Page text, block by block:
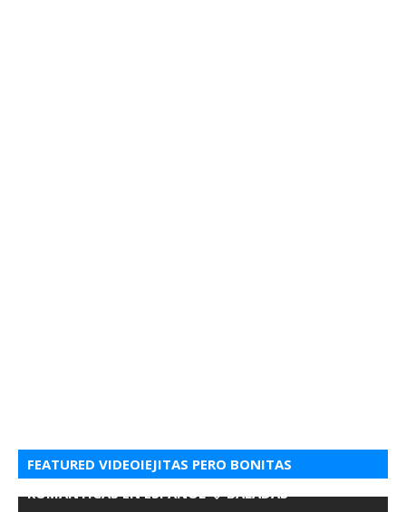
FEATURED VIDEOIEJITAS PERO BONITAS
ROMANTICAS EN ESPANOL 💘 BALADAS